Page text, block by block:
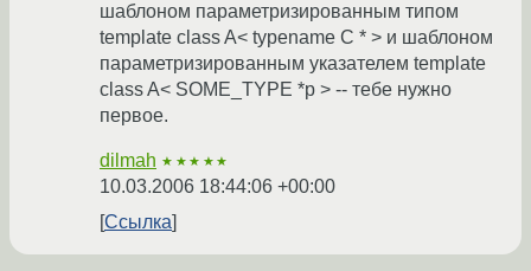
шаблоном параметризированным типом
template class A< typename C * > и шаблоном
параметризированным указателем template
class A< SOME_TYPE *p > -- тебе нужно
первое.
dilmah ★★★★★
10.03.2006 18:44:06 +00:00
Ссылка